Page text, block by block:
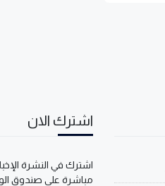
اشترك الان
اشترك في النشرة
مباشرة على صندوق